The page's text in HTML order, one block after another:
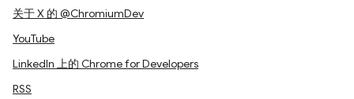
关于 X 的 @ChromiumDev
YouTube
LinkedIn 上的 Chrome for Developers
RSS